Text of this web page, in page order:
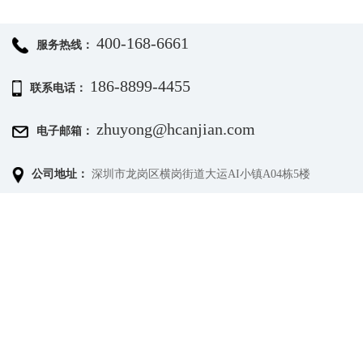
服务热线： 400-168-6661
联系电话： 186-8899-4455
电子邮箱： zhuyong@hcanjian.com
公司地址： 深圳市龙岗区横岗街道大运AI小镇A04栋5楼